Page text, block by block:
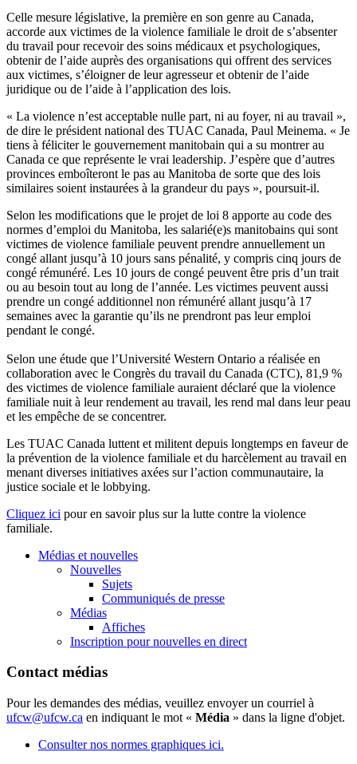
Celle mesure législative, la première en son genre au Canada,
accorde aux victimes de la violence familiale le droit de s’absenter
du travail pour recevoir des soins médicaux et psychologiques,
obtenir de l’aide auprès des organisations qui offrent des services
aux victimes, s’éloigner de leur agresseur et obtenir de l’aide
juridique ou de l’aide à l’application des lois.
« La violence n’est acceptable nulle part, ni au foyer, ni au travail »,
de dire le président national des TUAC Canada, Paul Meinema. « Je
tiens à féliciter le gouvernement manitobain qui a su montrer au
Canada ce que représente le vrai leadership. J’espère que d’autres
provinces emboîteront le pas au Manitoba de sorte que des lois
similaires soient instaurées à la grandeur du pays », poursuit-il.
Selon les modifications que le projet de loi 8 apporte au code des
normes d’emploi du Manitoba, les salarié(e)s manitobains qui sont
victimes de violence familiale peuvent prendre annuellement un
congé allant jusqu’à 10 jours sans pénalité, y compris cinq jours de
congé rémunéré. Les 10 jours de congé peuvent être pris d’un trait
ou au besoin tout au long de l’année. Les victimes peuvent aussi
prendre un congé additionnel non rémunéré allant jusqu’à 17
semaines avec la garantie qu’ils ne prendront pas leur emploi
pendant le congé.
Selon une étude que l’Université Western Ontario a réalisée en
collaboration avec le Congrès du travail du Canada (CTC), 81,9 %
des victimes de violence familiale auraient déclaré que la violence
familiale nuit à leur rendement au travail, les rend mal dans leur peau
et les empêche de se concentrer.
Les TUAC Canada luttent et militent depuis longtemps en faveur de
la prévention de la violence familiale et du harcèlement au travail en
menant diverses initiatives axées sur l’action communautaire, la
justice sociale et le lobbying.
Cliquez ici pour en savoir plus sur la lutte contre la violence
familiale.
Médias et nouvelles
Nouvelles
Sujets
Communiqués de presse
Médias
Affiches
Inscription pour nouvelles en direct
Contact médias
Pour les demandes des médias, veuillez envoyer un courriel à
ufcw@ufcw.ca en indiquant le mot « Média » dans la ligne d'objet.
Consulter nos normes graphiques ici.